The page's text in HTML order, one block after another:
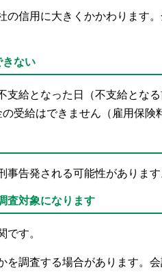
信用に大きくかかわります
きない
支給となった日（不支給とな
受給はできません（雇用保険
告発される可能性があります
査対象になります
です。
を調査する場合があります。